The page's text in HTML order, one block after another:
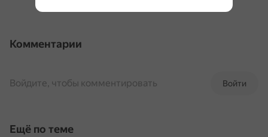
Комментарии
Войти
Войдите, чтобы комментировать
Ещё по теме